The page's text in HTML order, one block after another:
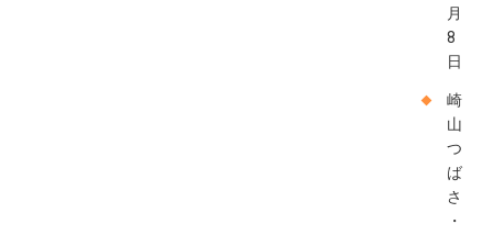
月
8
日
崎
山
つ
ば
さ
・